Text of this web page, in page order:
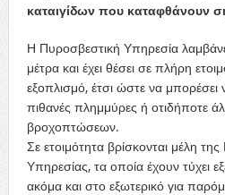
καταιγίδων που καταφθάνουν
Η Πυροσβεστική Υπηρεσία
μέτρα και έχει θέσει σε πλήρη
εξοπλισμό, έτσι ώστε να μπορέσει
πιθανές πλημμύρες ή οτιδήποτε
βροχοπτώσεων.
Σε ετοιμότητα βρίσκονται μέλη
Υπηρεσίας, τα οποία έχουν τύχει
ακόμα και στο εξωτερικό για